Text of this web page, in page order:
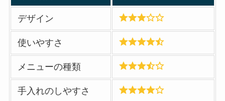
デザイン
使いやすさ
メニューの種類
手入れのしやすさ